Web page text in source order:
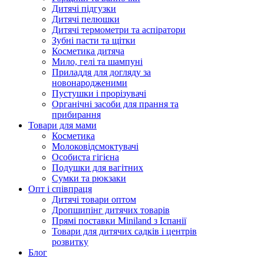
Дитячі підгузки
Дитячі пелюшки
Дитячі термометри та аспіратори
Зубні пасти та щітки
Косметика дитяча
Мило, гелі та шампуні
Приладдя для догляду за
новонародженими
Пустушки і прорізувачі
Органічні засоби для прання та
прибирання
Товари для мами
Косметика
Молоковідсмоктувачі
Особиста гігієна
Подушки для вагітних
Сумки та рюкзаки
Опт і співпраця
Дитячі товари оптом
Дропшипінг дитячих товарів
Прямі поставки Miniland з Іспанії
Товари для дитячих садків і центрів
розвитку
Блог